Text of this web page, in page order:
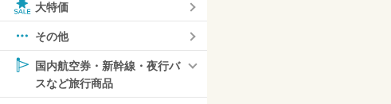
大特価
その他
国内航空券・新幹線・夜行バ
スなど旅行商品